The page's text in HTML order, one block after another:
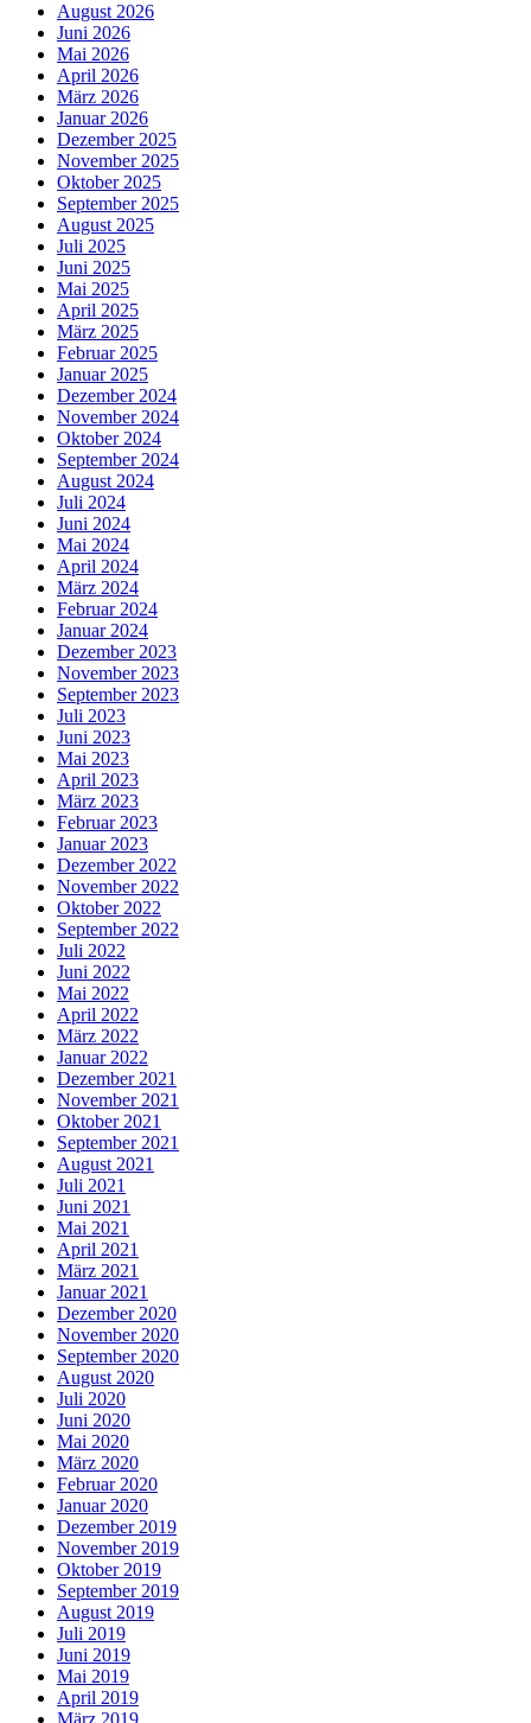
August 2026
Juni 2026
Mai 2026
April 2026
März 2026
Januar 2026
Dezember 2025
November 2025
Oktober 2025
September 2025
August 2025
Juli 2025
Juni 2025
Mai 2025
April 2025
März 2025
Februar 2025
Januar 2025
Dezember 2024
November 2024
Oktober 2024
September 2024
August 2024
Juli 2024
Juni 2024
Mai 2024
April 2024
März 2024
Februar 2024
Januar 2024
Dezember 2023
November 2023
September 2023
Juli 2023
Juni 2023
Mai 2023
April 2023
März 2023
Februar 2023
Januar 2023
Dezember 2022
November 2022
Oktober 2022
September 2022
Juli 2022
Juni 2022
Mai 2022
April 2022
März 2022
Januar 2022
Dezember 2021
November 2021
Oktober 2021
September 2021
August 2021
Juli 2021
Juni 2021
Mai 2021
April 2021
März 2021
Januar 2021
Dezember 2020
November 2020
September 2020
August 2020
Juli 2020
Juni 2020
Mai 2020
März 2020
Februar 2020
Januar 2020
Dezember 2019
November 2019
Oktober 2019
September 2019
August 2019
Juli 2019
Juni 2019
Mai 2019
April 2019